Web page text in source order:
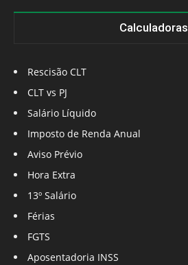
Calculadoras
Rescisão CLT
CLT vs PJ
Salário Líquido
Imposto de Renda Anual
Aviso Prévio
Hora Extra
13º Salário
Férias
FGTS
Aposentadoria INSS